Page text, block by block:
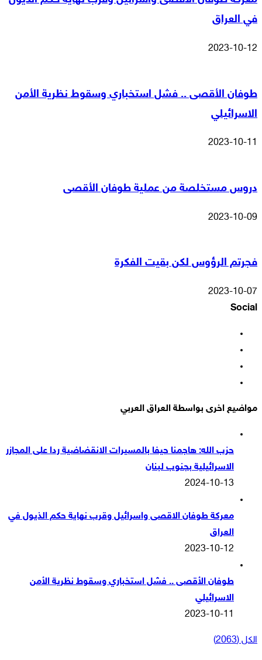
في العراق
2023-10-12
طوفان الأقصى .. فشل استخباري وسقوط نظرية الأمن
الاسرائيلي
2023-10-11
دروس مستخلصة من عملية طوفان الأقصى
2023-10-09
فجرتم الرؤوس لكن بقيت الفكرة
2023-10-07
Social
مواضيع اخرى بواسطة العراق العربي
حزب الله: هاجمنا حيفا بالمسيرات الانقضاضية ردا على المجازر
الاسرائيلية بجنوب لبنان
2024-10-13
معركة طوفان الاقصى واسرائيل وقرب نهاية حكم الذيول في
العراق
2023-10-12
طوفان الأقصى .. فشل استخباري وسقوط نظرية الأمن
الاسرائيلي
2023-10-11
الكل (2063)